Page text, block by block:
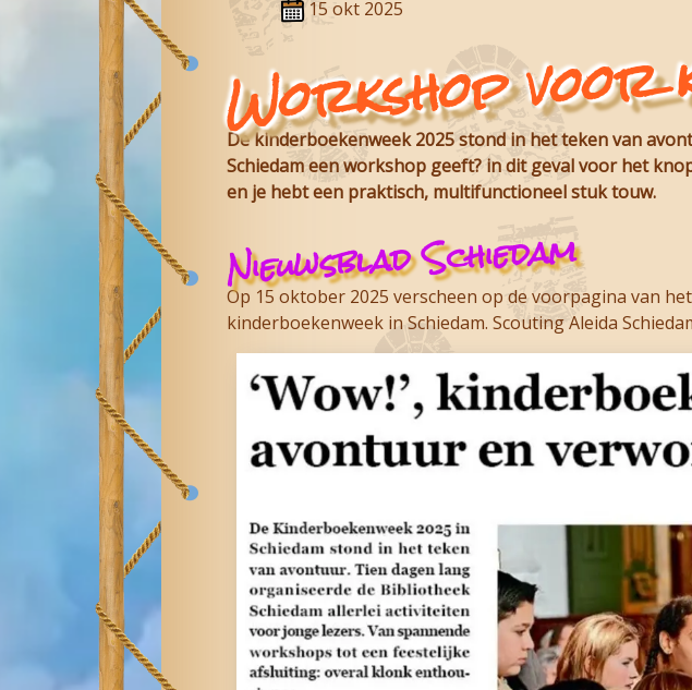
15 okt 2025
Workshop voor
De kinderboekenweek 2025 stond in het teken van
Schiedameen workshop geeft? in dit geval voor het
en je hebt een praktisch, multifunctioneel stuk touw.
Nieuwsblad Schiedam
Op 15 oktober 2025 verscheen op de voorpagina van
kinderboekenweek in Schiedam. Scouting Aleida